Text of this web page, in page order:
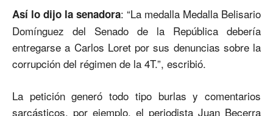
Así lo dijo la senadora: “La medalla Medalla Belisario
Domínguez del Senado de la República debería
entregarse a Carlos Loret por sus denuncias sobre la
corrupción del régimen de la 4T.”, escribió.
La petición generó todo tipo burlas y comentarios
sarcásticos, por ejemplo, el periodista Juan Becerra